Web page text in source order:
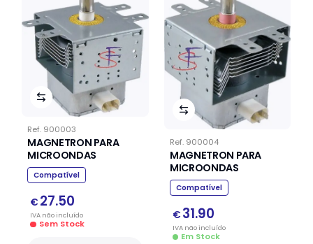
Ref. 900003
MAGNETRON PARA
MICROONDAS
Compatível
€ 27.50
IVA nãoincluído
Sem Stock
Ref. 900004
MAGNETRON PARA
MICROONDAS
Compatível
€ 31.90
IVA nãoincluído
Em Stock